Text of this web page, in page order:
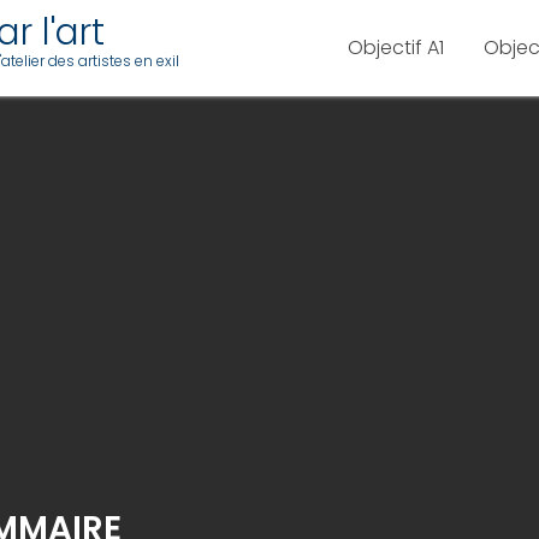
l'art
des artistes en exil Objectif A1